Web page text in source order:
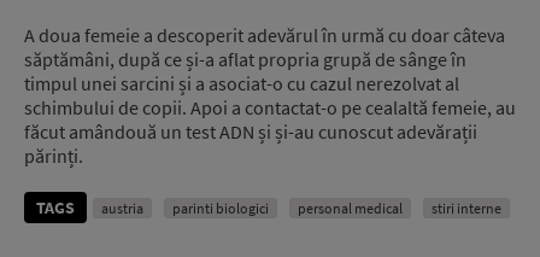
A doua femeie a descoperit adevărul în urmă cu doar câteva
săptămâni, după ce și-a aflat propria grupă de sânge în
timpul unei sarcini și a asociat-o cu cazul nerezolvat al
schimbului de copii. Apoi a contactat-o pe cealaltă femeie, au
făcut amândouă un test ADN și și-au cunoscut adevărații
părinți.
TAGS austria parinti biologici personal medical stiri interne